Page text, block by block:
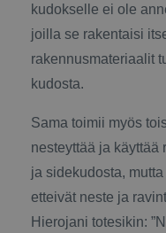
kudokselle ei ole
joilla se rakentaisi
rakennusmateriaalit
kudosta.
Sama toimii myös
nesteyttää ja käyttää
ja sidekudosta,
etteivät neste ja
Hierojani totesikin: